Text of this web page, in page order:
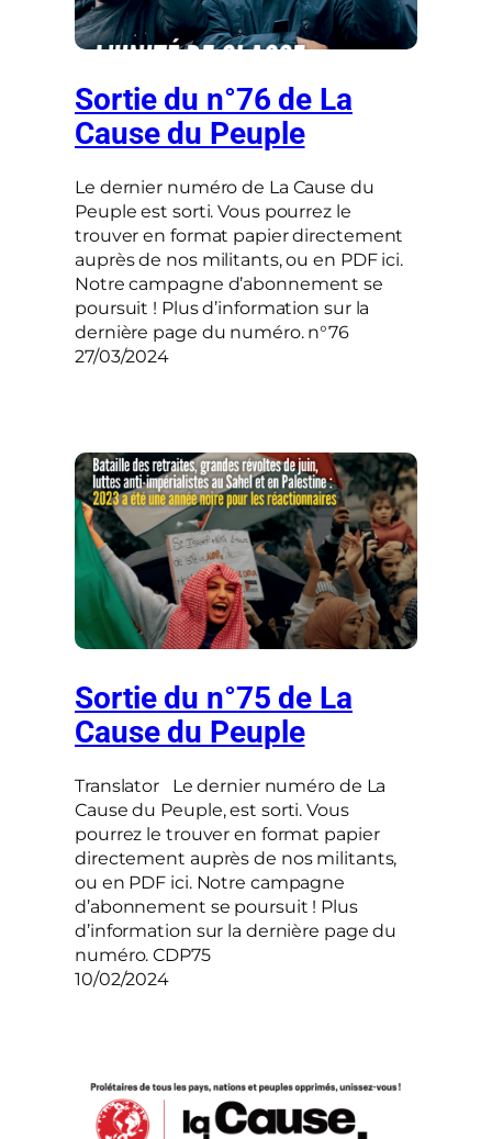
Sortie du n°76 de La
Cause du Peuple
Le dernier numéro de La Cause du
Peuple est sorti. Vous pourrez le
trouver en format papier directement
auprès de nos militants, ou en PDF ici.
Notre campagne d’abonnement se
poursuit ! Plus d’information sur la
dernière page du numéro. n°76
27/03/2024
Sortie du n°75 de La
Cause du Peuple
Translator Le dernier numéro de La
Cause du Peuple, est sorti. Vous
pourrez le trouver en format papier
directement auprès de nos militants,
ou en PDF ici. Notre campagne
d’abonnement se poursuit ! Plus
d’information sur la dernière page du
numéro. CDP75
10/02/2024